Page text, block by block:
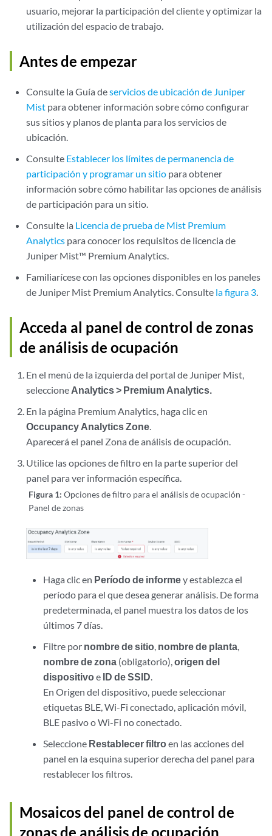
usuario, mejorar la participación del cliente y optimizar la
utilización del espacio de trabajo.
Antes de empezar
Consulte la Guía deservicios de ubicación de Juniper
Mist para obtener información sobre cómo configurar
sus sitios y planos de planta para los servicios de
ubicación.
Consulte Establecer los límites de permanencia de
participación y programar un sitio para obtener
información sobre cómo habilitar las opciones de análisis
de participación para un sitio.
Consulte la Licencia de prueba de Mist Premium
Analytics para conocer los requisitos de licencia de
Juniper Mist™ Premium Analytics.
Familiarícese con las opciones disponibles en los paneles
de Juniper Mist Premium Analytics. Consulte la figura 3.
Acceda al panel de control de zonas
de análisis de ocupación
En el menú de la izquierda del portal de Juniper Mist,
seleccione Analytics > Premium Analytics.
En la página Premium Analytics, haga clic en
Occupancy Analytics Zone.
Aparecerá el panel Zona de análisis de ocupación.
Utilice las opciones de filtro en la parte superior del
panel para ver información específica.
Figura 1:Opciones de filtro para el análisis de ocupación -
Panel de zonas
Haga clic en Período de informey establezca el
período para el que desea generar análisis. De forma
predeterminada, el panel muestra los datos de los
últimos 7 días.
Filtre por nombre de sitio, nombre de planta
nombre de zona (obligatorio), origen del
dispositivoe ID de SSID
En Origen del dispositivo, puede seleccionar
etiquetas BLE, Wi-Fi conectado, aplicación móvil,
BLE pasivo o Wi-Fi no conectado.
Seleccione Restablecer filtroen las acciones del
panel en la esquina superior derecha del panel para
restablecer los filtros.
Mosaicos del panel de control de
zonas de análisis de ocupación